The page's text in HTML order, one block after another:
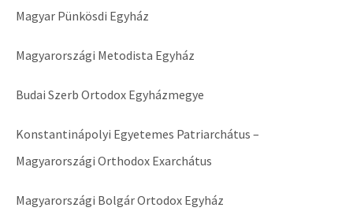
Magyar Pünkösdi Egyház
Magyarországi Metodista Egyház
Budai Szerb Ortodox Egyházmegye
Konstantinápolyi Egyetemes Patriarchátus –
Magyarországi Orthodox Exarchátus
Magyarországi Bolgár Ortodox Egyház